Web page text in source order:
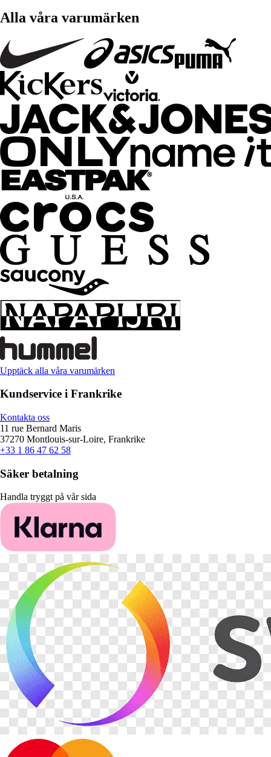
Alla våra varumärken
Upptäck alla våra varumärken
Kundservice i Frankrike
Kontakta oss
11 rue Bernard Maris
37270 Montlouis-sur-Loire, Frankrike
+33 1 86 47 62 58
Säker betalning
Handla tryggt på vår sida